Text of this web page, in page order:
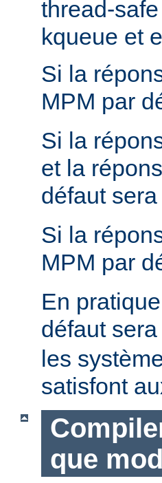
thread-
kqueue et
Si la
MPM par
Si la
et la
défaut sera
Si la
MPM par
En
défaut
les
satisfont
que